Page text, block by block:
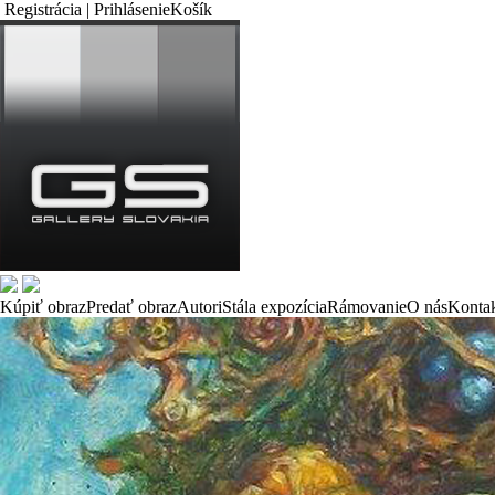
Košík
Registrácia | Prihlásenie
Kúpiť obrazPredať obrazAutoriStála expozíciaRámovanieO nás